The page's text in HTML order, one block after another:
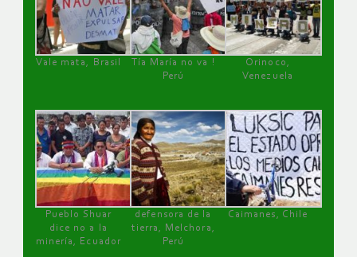
Vale mata, Brasil
Tía María no va !
Perú
Orinoco,
Venezuela
Pueblo Shuar
dice no a la
minería, Ecuador
defensora de la
tierra, Melchora,
Perú
Caimanes, Chile